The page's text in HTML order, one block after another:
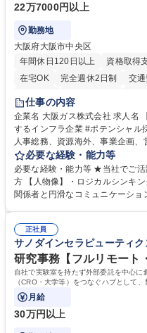
22万7000円以上
勤務地
大阪府大阪市中央区
年間休日120日以上
資格取得
在宅OK
完全週休2日制 交
服装自由
第二新卒歓迎
仕事の内容
企業名 大阪ガス株式会社 求人名 【第二新卒】事務系総合職 #関西を代表
するインフラ企業 #ポテンシャル採用 仕事の内容 事務系総合職と
人事総務、資源海外、事業企画
す。 【業務内容の一例】■所属事
務 ■営業部門の企画スタッフ、ルート営業 【キャリアパス
ポジションで一定期間ご活躍頂い
鑑みてジョブローテーションを行
表するインフラ企業 #ポテンシャ
必要な経験・能力等
必要な経験・能力等 ★当社でご
方 【人物像】・ロジカルシンキ
関係者と円滑なコミュニケーションを図れる ■2024年
72.html ■エネルギーセキュリティ
甚大化など、これまで以上に社会
「未来の日常」の創造に向けて持
す。 学歴・資格 学歴：大学院
正社員
サノダインセラピューティ
研究事務【フルリモート
自社で実験室を持たず外部委託を中心
（CRO・大学等）をつなぐハブとして
任せします。
月給
30万円以上